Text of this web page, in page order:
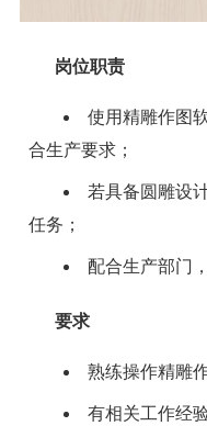
岗位职责
使用精雕作图
合生产要求；
若具备圆雕设
任务；
配合生产部门
要求
熟练操作精雕
有相关工作经验